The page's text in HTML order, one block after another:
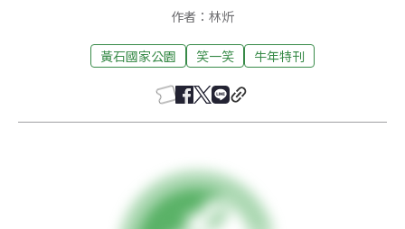
作者：林炘
黃石國家公園 笑一笑 牛年特刊